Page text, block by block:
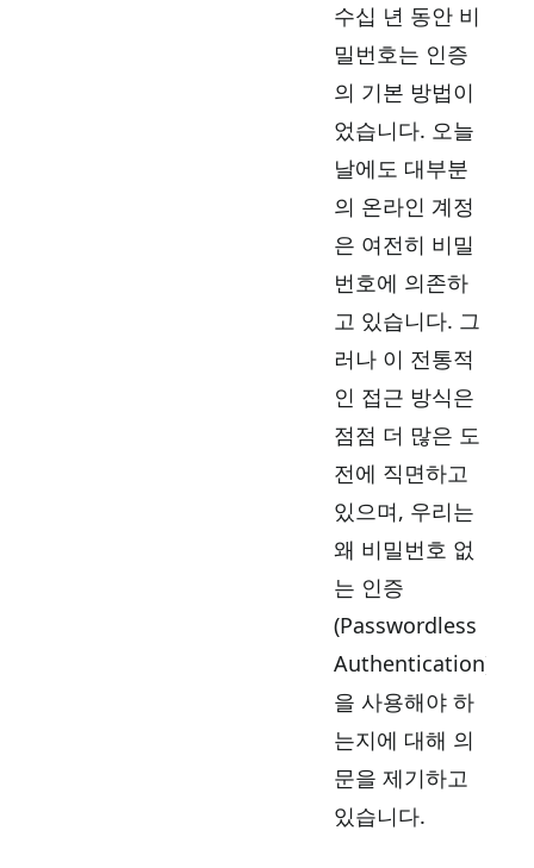
수십 년 동안 비
밀번호는 인증
의 기본 방법이
었습니다. 오늘
날에도 대부분
의 온라인 계정
은 여전히 비밀
번호에 의존하
고 있습니다. 그
러나 이 전통적
인 접근 방식은
점점 더 많은 도
전에 직면하고
있으며, 우리는
왜 비밀번호 없
는 인증
(Passwordless
Authentication)
을 사용해야 하
는지에 대해 의
문을 제기하고
있습니다.